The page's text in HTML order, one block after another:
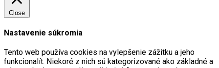
Close
Nastavenie súkromia
Tento web používa cookies na vylepšenie zážitku a jeho
funkcionalít. Niekoré z nich sú kategorizované ako základné a